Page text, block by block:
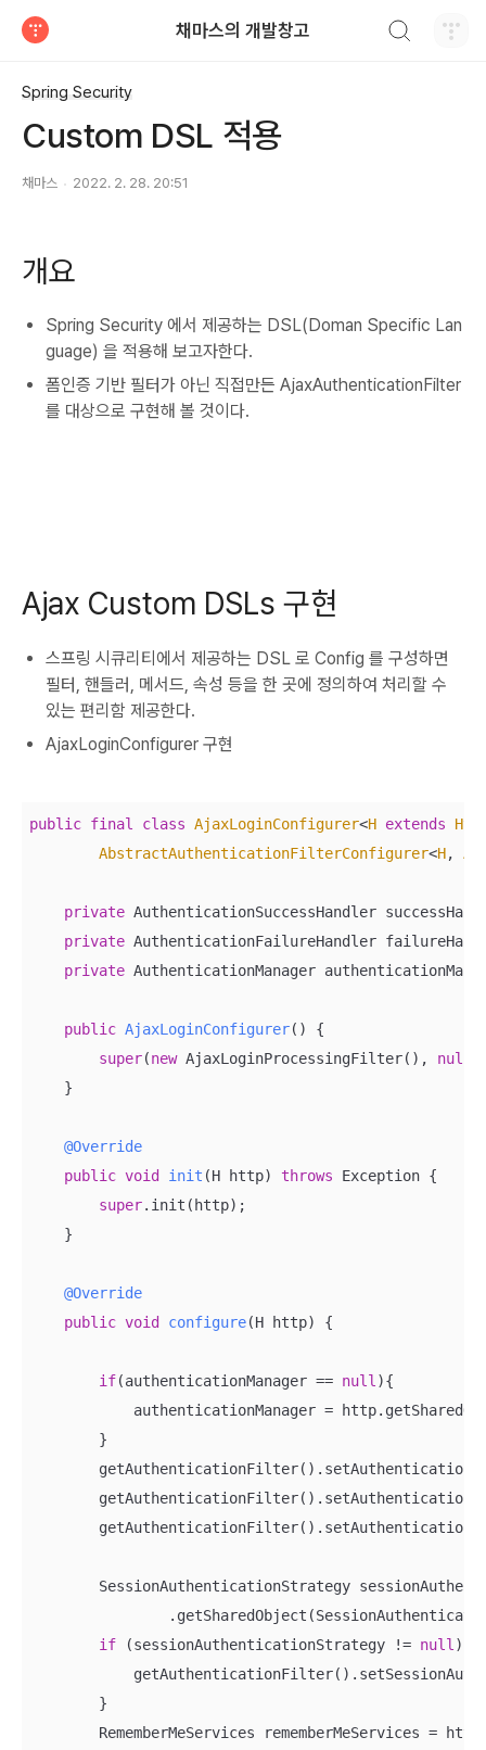
채마스의 개발창고
Spring Security
Custom DSL 적용
채마스 2022. 2. 28. 20:51
개요
Spring Security 에서 제공하는 DSL(Doman Specific Lan
guage) 을 적용해 보고자한다.
폼인증 기반 필터가 아닌 직접만든 AjaxAuthenticationFilter
를 대상으로 구현해 볼 것이다.
Ajax Custom DSLs 구현
스프링 시큐리티에서 제공하는 DSL 로 Config 를 구성하면
필터, 핸들러, 메서드, 속성 등을 한 곳에 정의하여 처리할 수
있는 편리함 제공한다.
AjaxLoginConfigurer 구현
public final class AjaxLoginConfigurer<H extends
AbstractAuthenticationFilterConfigurer<H,
private AuthenticationSuccessHandler
private AuthenticationFailureHandler
private AuthenticationManager
public AjaxLoginConfigurer()
{
super(new AjaxLoginProcessingFilter(), null
    }
@Override
public void init (H http) throws Exception {
super.init(http);
    }
@Override
public void configure(H http) {
if(authenticationManager == null ){
authenticationManager =
        }
SessionAuthenticationStrategy
if (sessionAuthenticationStrategy != null ) {
        }
        RememberMeServices rememberMeServices = http